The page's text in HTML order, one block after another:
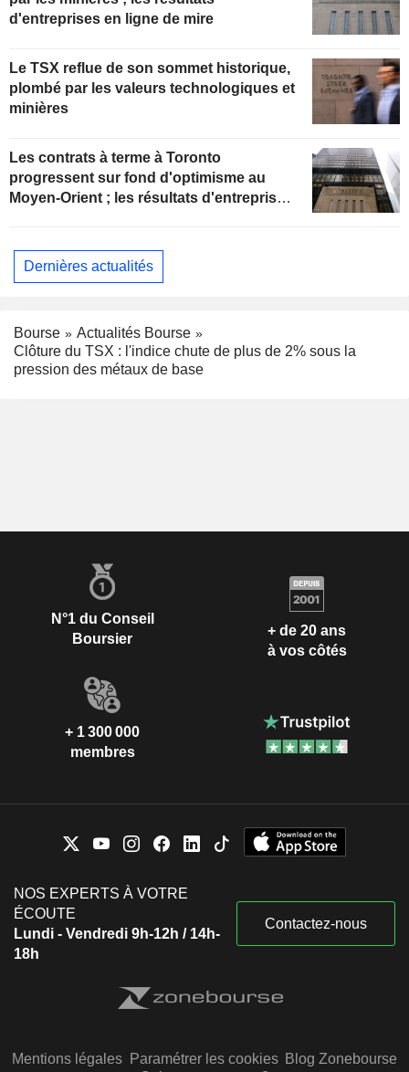
d'entreprises en ligne de mire
Le TSX reflue de son sommet historique,
plombé par les valeurs technologiques et
minières
Les contrats à terme à Toronto
progressent sur fond d'optimisme au
Moyen-Orient ; les résultats d'entreprises
Dernières actualités
Bourse
Actualités Bourse
Clôture du TSX : l'indice chute de plus de 2% sous la
pression des métaux de base
N°1 du Conseil
Boursier
+ de 20 ans
à vos côtés
+ 1 300 000
membres
NOS EXPERTS À VOTRE
ÉCOUTE
Lundi - Vendredi 9h-12h / 14h-
18h
Contactez-nous
Mentions légales Paramétrer les cookies Blog Zonebourse